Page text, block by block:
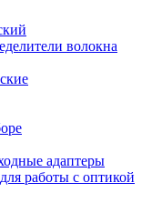
волокна
адаптеры
работы с оптикой